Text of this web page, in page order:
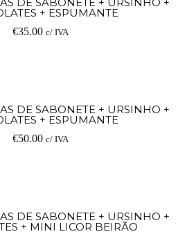
+ ESPUMANTE
€35.00 c/ IVA
DE SABONETE + URSINHO +
+ ESPUMANTE
€50.00 c/ IVA
DE SABONETE + URSINHO +
+ MINI LICOR BEIRÃO